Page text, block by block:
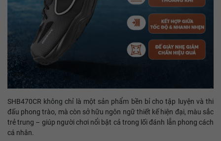
SHB470CR không chỉ là một sản phẩm bền bỉ cho tập luyện và thi
đấu phong trào, mà còn sở hữu ngôn ngữ thiết kế hiện đại, màu sắc
trẻ trung – giúp người chơi nổi bật cả trong lối đánh lẫn phong cách
cá nhân.